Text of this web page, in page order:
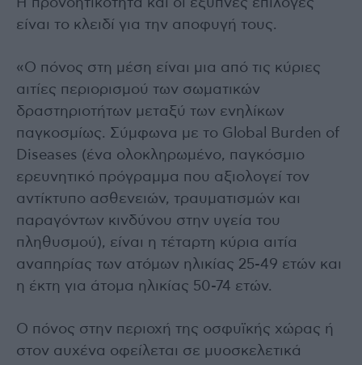
Η προνοητικότητα και οι έξυπνες επιλογές
είναι το κλειδί για την αποφυγή τους.
«Ο πόνος στη μέση είναι μια από τις κύριες
αιτίες περιορισμού των σωματικών
δραστηριοτήτων μεταξύ των ενηλίκων
παγκοσμίως. Σύμφωνα με το Global Burden of
Diseases (ένα ολοκληρωμένο, παγκόσμιο
ερευνητικό πρόγραμμα που αξιολογεί τον
αντίκτυπο ασθενειών, τραυματισμών και
παραγόντων κινδύνου στην υγεία του
πληθυσμού), είναι η τέταρτη κύρια αιτία
αναπηρίας των ατόμων ηλικίας 25-49 ετών και
η έκτη για άτομα ηλικίας 50-74 ετών.
Ο πόνος στην περιοχή της οσφυϊκής χώρας ή
στον αυχένα οφείλεται σε μυοσκελετικά